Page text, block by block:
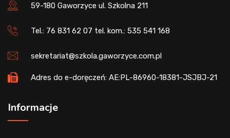
59-180 Gaworzyce ul. Szkolna 211
Tel.: 76 831 62 07 tel. kom.: 535 541 168
sekretariat@szkola.gaworzyce.com.pl
Adres do e-doręczeń: AE:PL-86960-18381-JSJBJ-21
Informacje